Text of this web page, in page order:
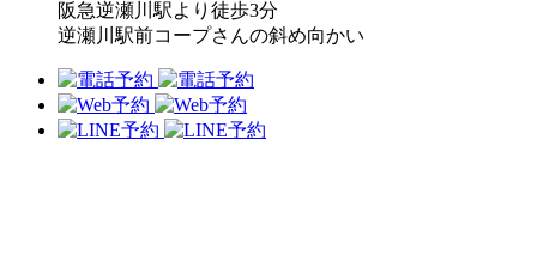
阪急逆瀬川駅より徒歩3分
逆瀬川駅前コープさんの斜め向かい